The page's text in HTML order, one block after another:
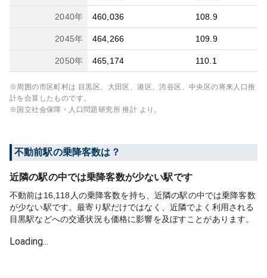
2040年 460,036 108.9
2045年 464,266 109.9
2050年 465,174 110.1
※周囲の市区町村は 目黒区、大田区、港区、渋谷区、中央区の将来人口推
計を合算したものです。
※国立社会保障・人口問題研究所 推計 より。
不動前駅の乗降客数は？
近隣の駅の中では乗降客数が少ない駅です
不動前は16,118人の乗降客数を持ち、近隣の駅の中では乗降客数
が少ない駅です。最寄り駅だけではなく、近隣でよく利用される
目黒駅などへの交通状況も価格に影響を及ぼすことがあります。
Loading...